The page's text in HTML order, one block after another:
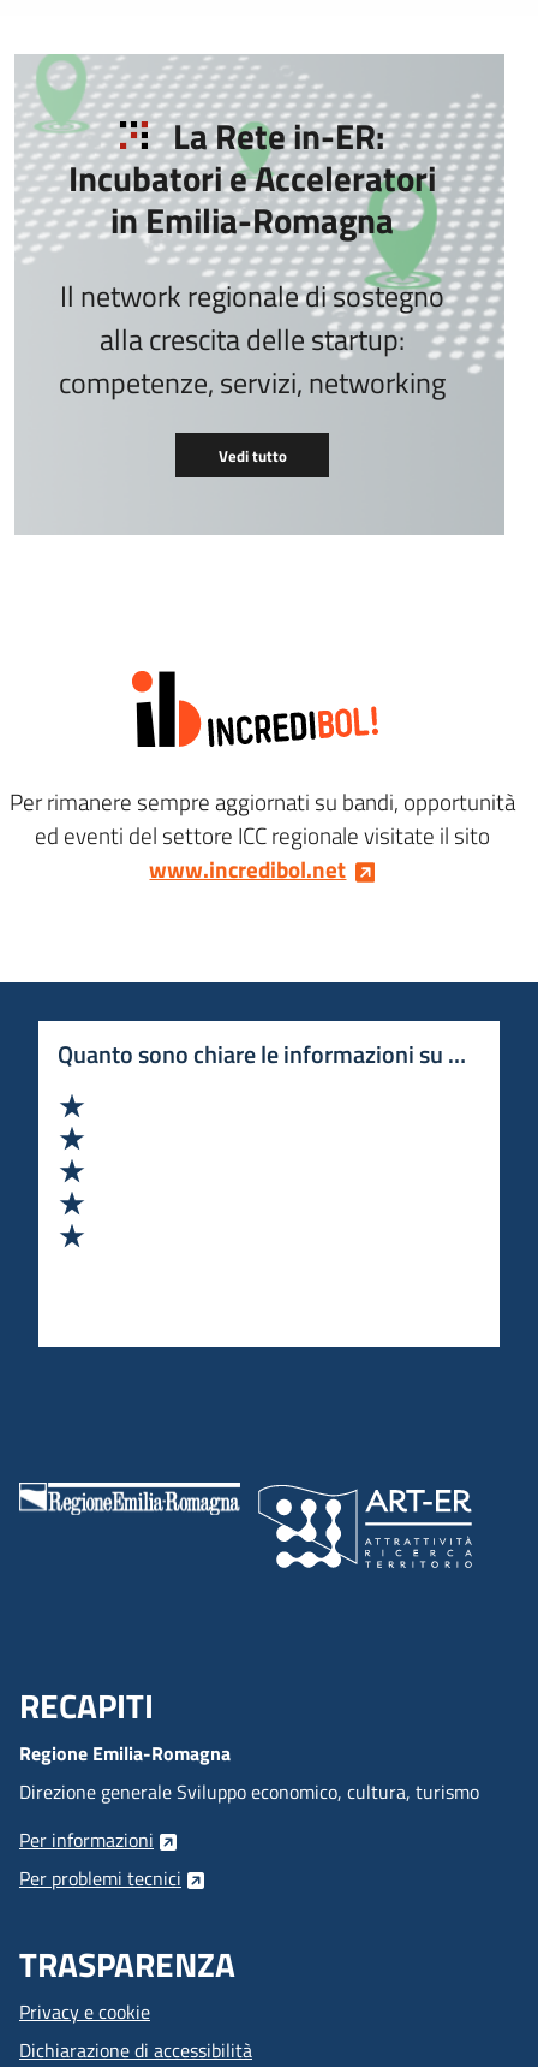
La Rete in-ER:
Incubatori e Acceleratori
in Emilia-Romagna
Il network regionale di sostegno
alla crescita delle startup:
competenze, servizi, networking
Vedi tutto
Per rimanere sempre aggiornati su bandi, opportunità
ed eventi del settore ICC regionale visitate il sito
www.incredibol.net
Quanto sono chiare le informazioni su questa
Menu Footer
RECAPITI
Regione Emilia-Romagna
Direzione generale Sviluppo economico, cultura, turismo
Per informazioni
Per problemi tecnici
TRASPARENZA
Privacy e cookie
Dichiarazione di accessibilità